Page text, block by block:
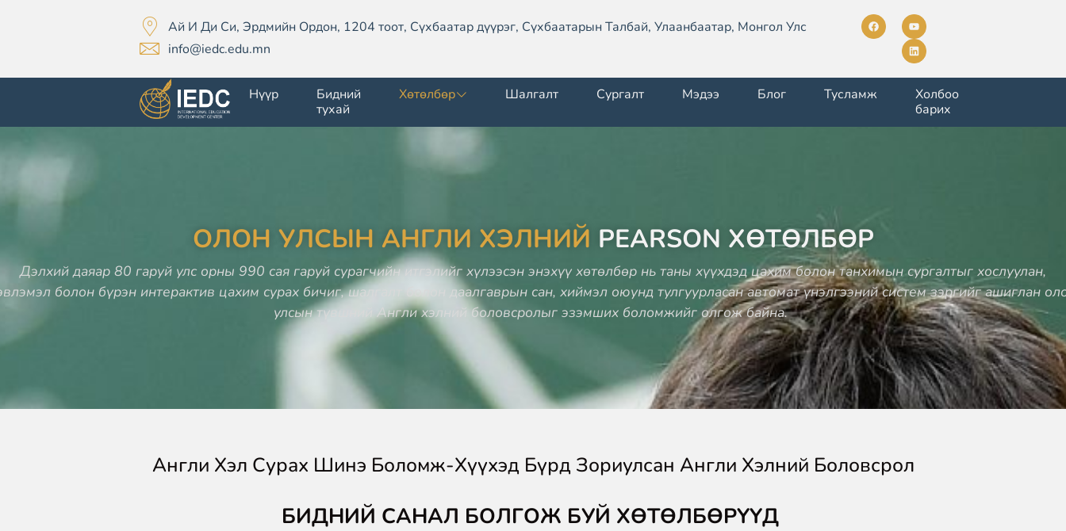
Ай И Ди Си, Эрдмийн Ордон, 1204 тоот, Сүхбаатар дүүрэг, Сүхбаатарын Талбай, Улаанбаатар, Монгол Улс
info@iedc.edu.mn
Нүүр
Бидний
тухай
Хөтөлбөр Шалгалт Сургалт Мэдээ Блог Тусламж
Холбоо
барих
ОЛОН УЛСЫН АНГЛИ ХЭЛНИЙ PEARSON ХӨТӨЛБӨР
Дэлхий даяар 80 гаруй улс орны 990 сая гаруй сурагчийн итгэлийг хүлээсэн энэхүү хөтөлбөр нь таны хүүхдэд цахим болон танхимын сургалтыг хослуулан,
болон бүрэн интерактив цахим сурах бичиг, шалгалт болон даалгаврын сан, хиймэл оюунд тулгуурласан автомат үнэлгээний систем зэргийг ашиглан
улсын түвшний Англи хэлний боловсролыг эзэмших боломжийг олгож байна.
Англи Хэл Сурах Шинэ Боломж-Хүүхэд Бүрд Зориулсан Англи Хэлний Боловсрол
БИДНИЙ САНАЛ БОЛГОЖ БУЙ ХӨТӨЛБӨРҮҮД